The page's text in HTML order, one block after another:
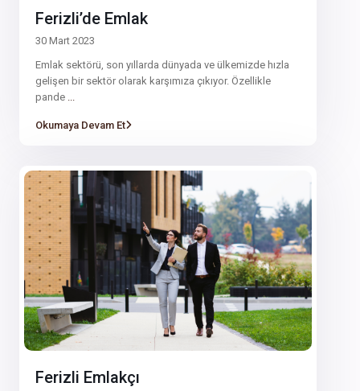
Ferizli’de Emlak
30 Mart 2023
Emlak sektörü, son yıllarda dünyada ve ülkemizde hızla
gelişen bir sektör olarak karşımıza çıkıyor. Özellikle
pande
Okumaya Devam Et
Ferizli Emlakçı